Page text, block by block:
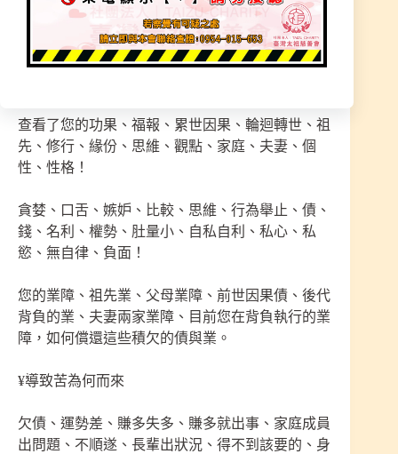
¥神明無形之中觀看個人質量
查看您的地府涵蓋了無形的業障，前世今生，因果
查看了您的功果、福報、累世因果、輪迴轉世、祖
先、修行、緣份、思維、觀點、家庭、夫妻、個
性、性格！
貪婪、口舌、嫉妒、比較、思維、行為舉止、債、
錢、名利、權勢、肚量小、自私自利、私心、私
慾、無自律、負面！
您的業障、祖先業、父母業障、前世因果債、後代
背負的業、夫妻兩家業障、目前您在背負執行的業
障，如何償還這些積欠的債與業。
¥導致苦為何而來
欠債、運勢差、賺多失多、賺多就出事、家庭成員
出問題、不順遂、長輩出狀況、得不到該要的、身